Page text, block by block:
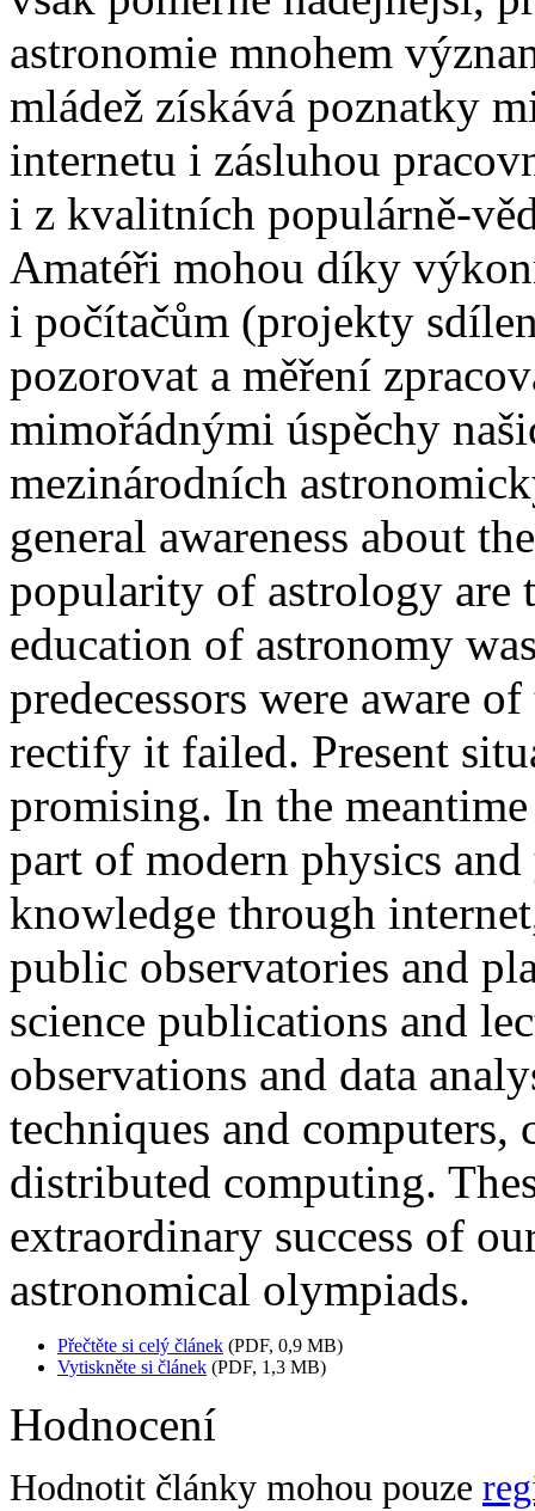
astronomie mnohem
mládež získává poznatky
internetu i zásluhou
i z kvalitních populárně-
Amatéři mohou díky
i počítačům (projekty
pozorovat a měření
mimořádnými úspěchy
mezinárodních
general awareness about
popularity of astrology are
education of astronomy
predecessors were aware
rectify it failed. Present
promising. In the
part of modern physics
knowledge through
public observatories and
science publications and
observations and data
techniques and
distributed computing.
extraordinary success of
astronomical olympiads.
Přečtěte si celý článek (PDF, 0,9 MB)
Vytiskněte si článek (PDF, 1,3 MB)
Hodnocení
Hodnotit články mohou pouze